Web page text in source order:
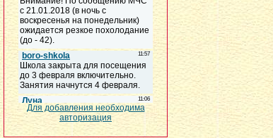
Для добавления необходима
авторизация